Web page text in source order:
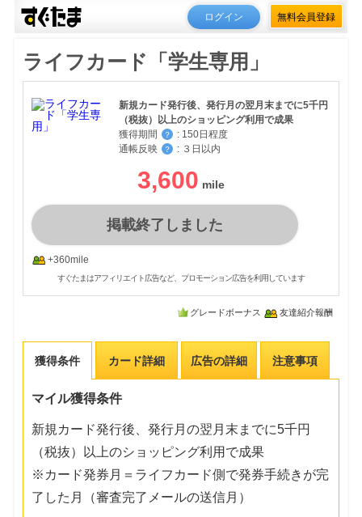
ログイン 無料会員登録
ライフカード「学生専用」
新規カード発行後、発行月の翌月末までに5千円
（税抜）以上のショッピング利用で成果
獲得期間
？ : 150日程度
通帳反映
？ : ３日以内
3,600
掲載終了しました
+360mile
すぐたまはアフィリエイト広告など、プロモーション広告を利用しています
グレードボーナス 友達紹介報酬
獲得条件 カード詳細 広告の詳細 注意事項
マイル獲得条件
新規カード発行後、発行月の翌月末までに5千円
（税抜）以上のショッピング利用で成果
※カード発券月＝ライフカード側で発券手続きが完
了した月（審査完了メールの送信月）